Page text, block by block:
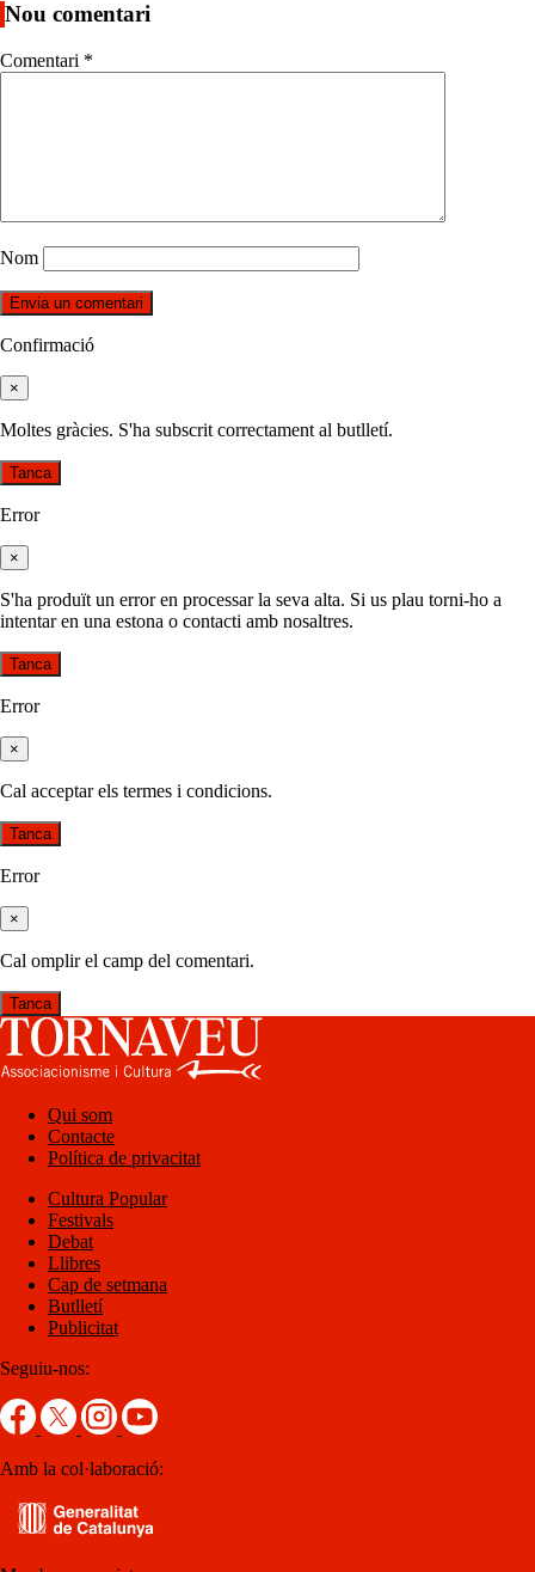
Nou comentari
Comentari *
Nom
Confirmació
×
Moltes gràcies. S'ha subscrit correctament al butlletí.
Tanca
Error
×
S'ha produït un error en processar la seva alta. Si us plau torni-ho a
intentar en una estona o contacti amb nosaltres.
Tanca
Error
×
Cal acceptar els termes i condicions.
Tanca
Error
×
Cal omplir el camp del comentari.
Tanca
Qui som
Contacte
Política de privacitat
Cultura Popular
Festivals
Debat
Llibres
Cap de setmana
Butlletí
Publicitat
Seguiu-nos:
Amb la col·laboració: